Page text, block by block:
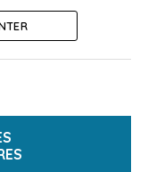
le
sur la
» sur ce